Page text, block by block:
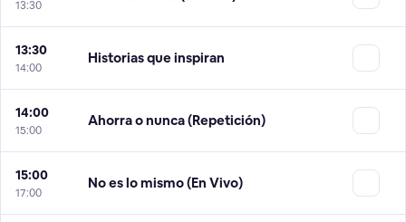
13:30
13:30
14:00
Historias que inspiran
14:00
15:00
Ahorra o nunca (Repetición)
15:00
17:00
No es lo mismo (En Vivo)